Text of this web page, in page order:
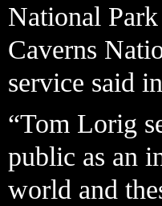
National
Caverns
service said
“Tom Lorig
public as an
world and